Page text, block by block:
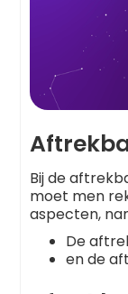
Bij de
moet men
aspecten,
De
en de